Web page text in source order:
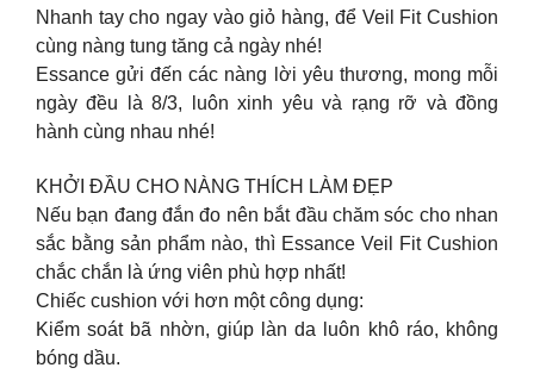
Nhanh tay cho ngay vào giỏ hàng, để Veil Fit Cushion
cùng nàng tung tăng cả ngày nhé!
Essance gửi đến các nàng lời yêu thương, mong mỗi
ngày đều là 8/3, luôn xinh yêu và rạng rỡ và đồng
hành cùng nhau nhé!
KHỞI ĐẦU CHO NÀNG THÍCH LÀM ĐẸP
️Nếu bạn đang đắn đo nên bắt đầu chăm sóc cho nhan
sắc bằng sản phẩm nào, thì Essance Veil Fit Cushion
chắc chắn là ứng viên phù hợp nhất!
Chiếc cushion với hơn một công dụng:
Kiểm soát bã nhờn, giúp làn da luôn khô ráo, không
bóng dầu.